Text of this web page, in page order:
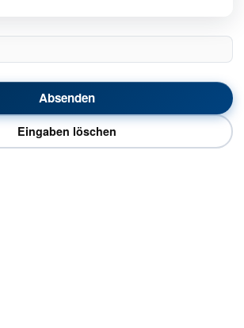
Eingaben löschen
Absenden